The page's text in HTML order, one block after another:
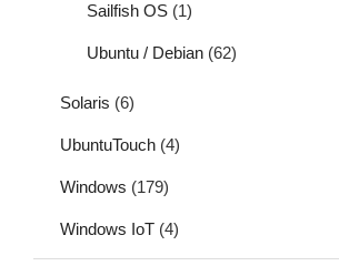
Sailfish OS (1)
Ubuntu / Debian (62)
Solaris (6)
UbuntuTouch (4)
Windows (179)
Windows IoT (4)